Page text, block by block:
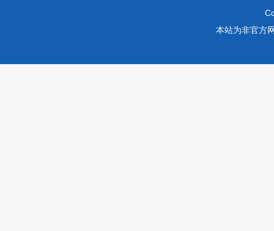
本站为非官方